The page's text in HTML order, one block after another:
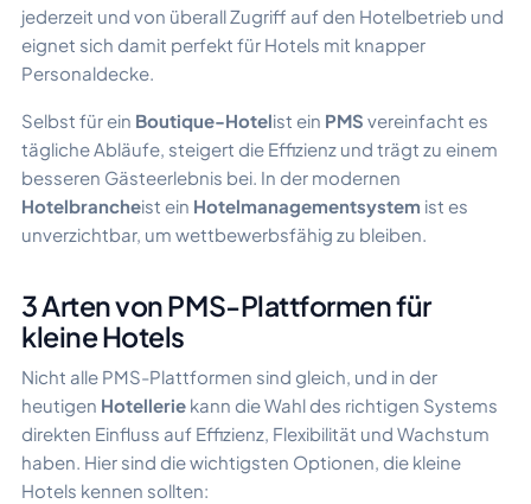
jederzeit und von überall Zugriff auf den Hotelbetrieb und
eignet sich damit perfekt für Hotels mit knapper
Personaldecke.
Selbst für ein Boutique-Hotelist ein PMS vereinfacht es
tägliche Abläufe, steigert die Effizienz und trägt zu einem
besseren Gästeerlebnis bei. In der modernen
Hotelbrancheist ein Hotelmanagementsystem ist es
unverzichtbar, um wettbewerbsfähig zu bleiben.
3 Arten von PMS-Plattformen für
kleine Hotels
Nicht alle PMS-Plattformen sind gleich, und in der
heutigen Hotellerie kann die Wahl des richtigen Systems
direkten Einfluss auf Effizienz, Flexibilität und Wachstum
haben. Hier sind die wichtigsten Optionen, die kleine
Hotels kennen sollten: